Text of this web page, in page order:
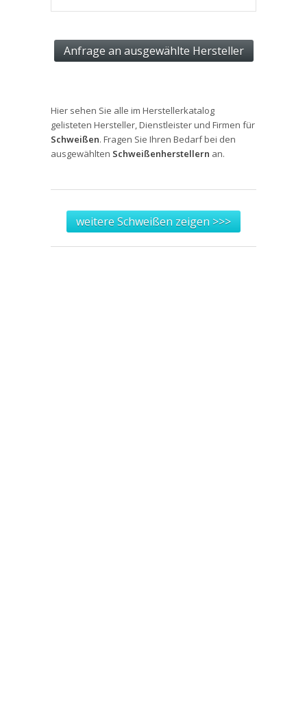
Hier sehen Sie alle im Herstellerkatalog
gelisteten Hersteller, Dienstleister und Firmen für
Schweißen. Fragen Sie Ihren Bedarf bei den
ausgewählten Schweißenherstellern an.
weitere Schweißen zeigen >>>